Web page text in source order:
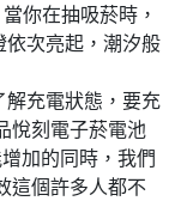
你在抽吸菸時，
次亮起，潮汐般
充電狀態，要充
悅刻電子菸電池
加的同時，我們
這個許多人都不